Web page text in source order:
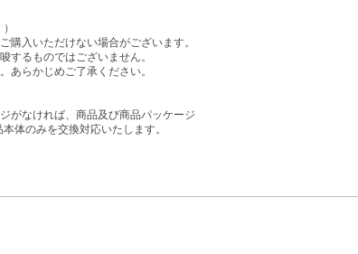
入いただけない場合がございます。
するものではございません。
あらかじめご了承ください。
がなければ、商品及び商品パッケージ
体のみを交換対応いたします。